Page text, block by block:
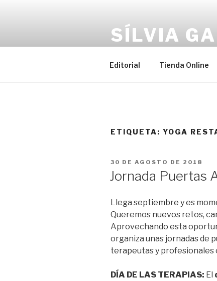
SÍLVIA
Editorial Tienda Online
ETIQUETA: YOGA
PUBLICADO
30 DE AGOSTO DE 2018
Jornada Puertas
Llega septiembre y es
Queremos nuevos retos,
Aprovechando esta
organiza unas jornadas de
terapeutas y profesionales
DÍA DE LAS TERAPIAS: El